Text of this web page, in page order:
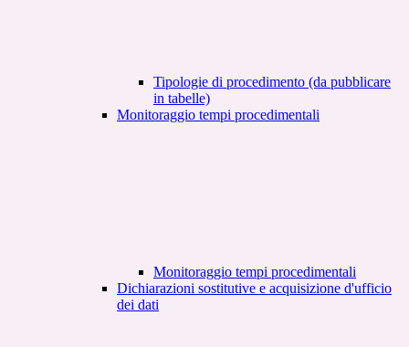
Tipologie di procedimento (da pubblicare
in tabelle)
Monitoraggio tempi procedimentali
Monitoraggio tempi procedimentali
Dichiarazioni sostitutive e acquisizione d'ufficio
dei dati